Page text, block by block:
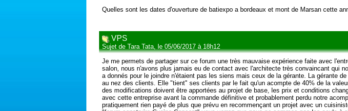
Quelles sont les dates d'ouverture de batiexpo a bordeaux et mont de Marsan cette
VPS
Sujet de Tara Tata, le 05/06/2017 à 18h12
Je me permets de partager sur ce forum une très mauvaise expérience faite avec
salon, nous n'avons plus jamais eu de contact avec l'architecte très convaincant qui
a donnés pour le joindre n'étaient pas les siens mais ceux de la gérante. La gérante
au nez des clients. Elle "tient" ses clients par le fait qu'un acompte de 40% de la
des modifications doivent être apportées au projet de base, les prix et conditions
avec cette entreprise avant la commande définitive et probablement perdu notre
pratiquement rien payé de plus que prévu en recommençant un projet avec un